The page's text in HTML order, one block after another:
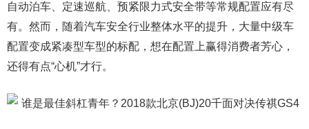
自动泊车、定速巡航、预紧限力式安全带等常规配置应有尽
有。然而，随着汽车安全行业整体水平的提升，大量中级车
配置变成紧凑型车型的标配，想在配置上赢得消费者芳心，
还得有点“心机”才行。